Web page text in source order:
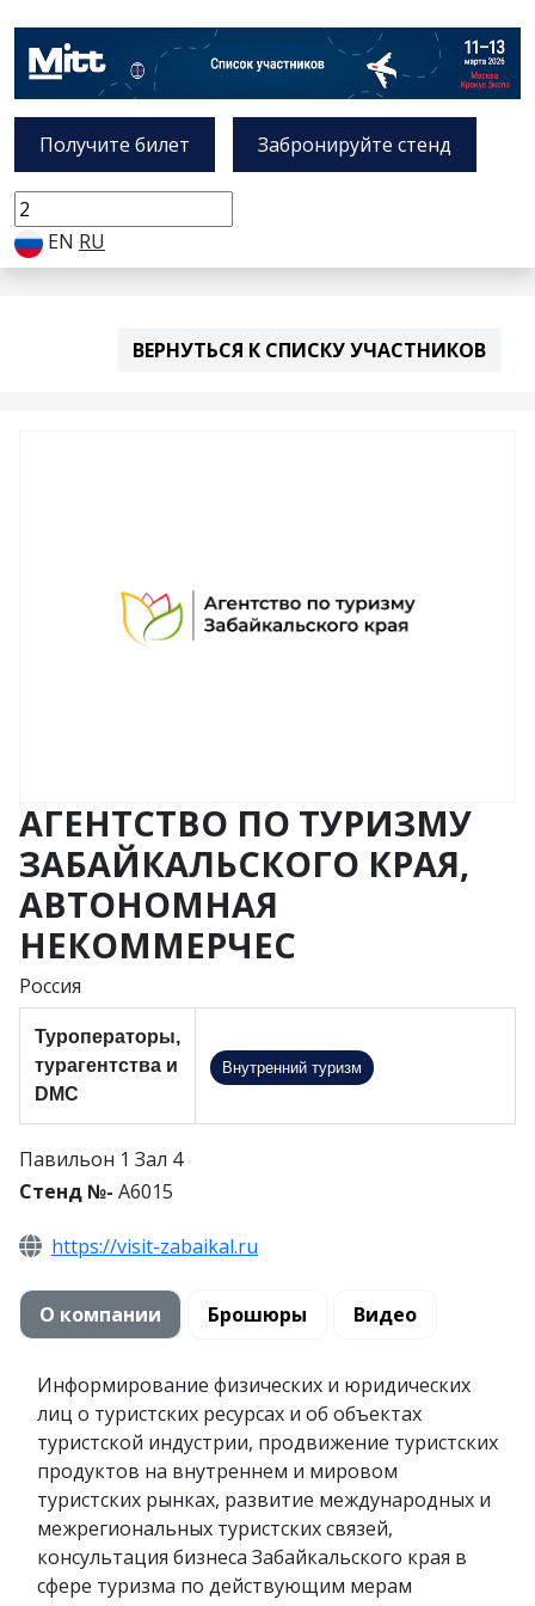
Получите билет Забронируйте стенд
EN RU
ВЕРНУТЬСЯ К СПИСКУ УЧАСТНИКОВ
АГЕНТСТВО ПО ТУРИЗМУ
ЗАБАЙКАЛЬСКОГО КРАЯ,
АВТОНОМНАЯ
НЕКОММЕРЧЕС
Россия
Туроператоры,
турагентcтва и
DMC
Внутренний туризм
Павильон 1 Зал 4
Стенд №- A6015
https://visit-zabaikal.ru
О компании Брошюры Видео
Информирование физических и юридических
лиц о туристских ресурсах и об объектах
туристской индустрии, продвижение туристских
продуктов на внутреннем и мировом
туристских рынках, развитие международных и
межрегиональных туристских связей,
консультация бизнеса Забайкальского края в
сфере туризма по действующим мерам